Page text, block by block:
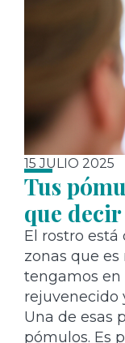
15 JULIO 2025
Tus
que decir
El rostro
zonas que
tengamos en
rejuvenecido
Una de esas
pómulos. Es